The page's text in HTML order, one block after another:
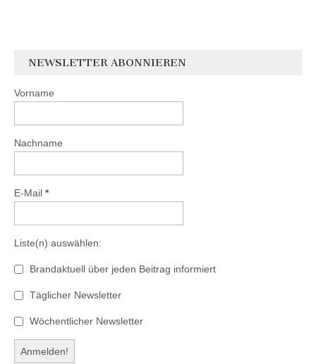
NEWSLETTER ABONNIEREN
Vorname
Nachname
E-Mail *
Liste(n) auswählen:
Brandaktuell über jeden Beitrag informiert
Täglicher Newsletter
Wöchentlicher Newsletter